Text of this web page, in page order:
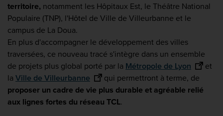
territoire, notamment les Hôpitaux Est, le Théâtre National
Populaire (TNP), l'Hôtel de Ville de Villeurbanne et le
campus de La Doua.
En plus d'accompagner le développement des villes
traversées, ce nouveau tracé s'intègre dans un ensemble
de projets plus global porté par la Métropole de Lyon
et
la Ville de Villeurbanne
qui permettront à terme, de
proposer un cadre de vie plus durable et agréable relié
aux lignes fortes du réseau TCL.